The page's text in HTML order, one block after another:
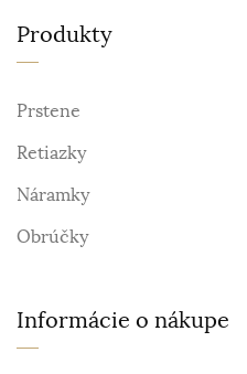
Produkty
Prstene
Retiazky
Náramky
Obrúčky
Informácie o nákupe